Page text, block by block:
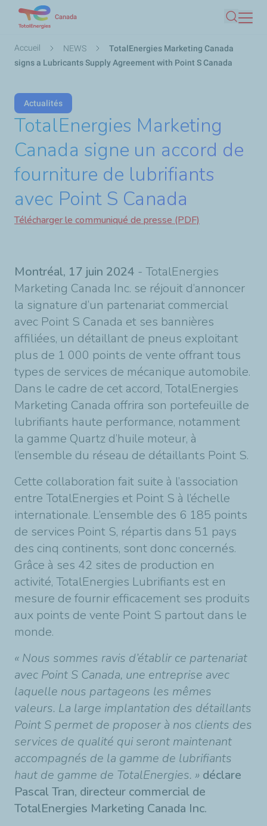
contenu
principal
Canada
Fil
d'Ariane
Accueil NEWS
TotalEnergies Marketing Canada
signs a Lubricants Supply Agreement with Point S Canada
Actualités
TotalEnergies Marketing
Canada signe un accord de
fourniture de lubrifiants
avec Point S Canada
Télécharger le communiqué de presse (PDF)
Montréal, 17 juin 2024 - TotalEnergies
Marketing Canada Inc. se réjouit d’annoncer
la signature d’un partenariat commercial
avec Point S Canada et ses bannières
affiliées, un détaillant de pneus exploitant
plus de 1 000 points de vente offrant tous
types de services de mécanique automobile.
Dans le cadre de cet accord, TotalEnergies
Marketing Canada offrira son portefeuille de
lubrifiants haute performance, notamment
la gamme Quartz d’huile moteur, à
l’ensemble du réseau de détaillants Point S.
Cette collaboration fait suite à l’association
entre TotalEnergies et Point S à l’échelle
internationale. L’ensemble des 6 185 points
de services Point S, répartis dans 51 pays
des cinq continents, sont donc concernés.
Grâce à ses 42 sites de production en
activité, TotalEnergies Lubrifiants est en
mesure de fournir efficacement ses produits
aux points de vente Point S partout dans le
monde.
« Nous sommes ravis d’établir ce partenariat
avec Point S Canada, une entreprise avec
laquelle nous partageons les mêmes
valeurs. La large implantation des détaillants
Point S permet de proposer à nos clients des
services de qualité qui seront maintenant
accompagnés de la gamme de lubrifiants
haut de gamme de TotalEnergies. » déclare
Pascal Tran, directeur commercial de
TotalEnergies Marketing Canada Inc.